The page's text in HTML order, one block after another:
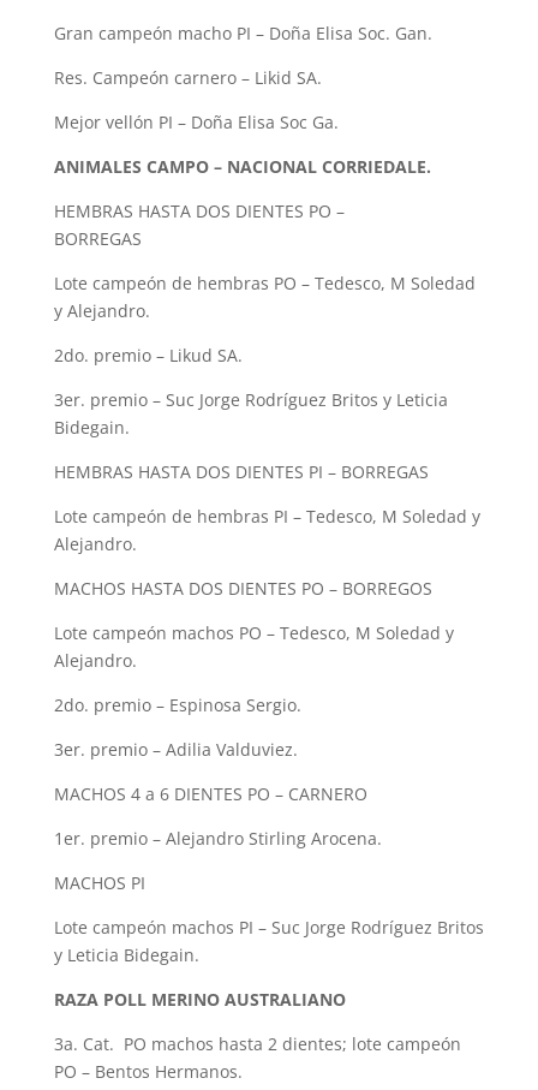
Gran campeón macho PI – Doña Elisa Soc. Gan.
Res. Campeón carnero – Likid SA.
Mejor vellón PI – Doña Elisa Soc Ga.
ANIMALES CAMPO – NACIONAL CORRIEDALE.
HEMBRAS HASTA DOS DIENTES PO –
BORREGAS
Lote campeón de hembras PO – Tedesco, M Soledad
y Alejandro.
2do. premio – Likud SA.
3er. premio – Suc Jorge Rodríguez Britos y Leticia
Bidegain.
HEMBRAS HASTA DOS DIENTES PI – BORREGAS
Lote campeón de hembras PI – Tedesco, M Soledad y
Alejandro.
MACHOS HASTA DOS DIENTES PO – BORREGOS
Lote campeón machos PO – Tedesco, M Soledad y
Alejandro.
2do. premio – Espinosa Sergio.
3er. premio – Adilia Valduviez.
MACHOS 4 a 6 DIENTES PO – CARNERO
1er. premio – Alejandro Stirling Arocena.
MACHOS PI
Lote campeón machos PI – Suc Jorge Rodríguez Britos
y Leticia Bidegain.
RAZA POLL MERINO AUSTRALIANO
3a. Cat. PO machos hasta 2 dientes; lote campeón
PO – Bentos Hermanos.